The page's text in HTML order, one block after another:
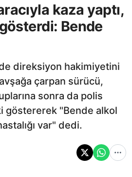
kaza yaptı,
Bende
direksiyon hakimiyetini
çarpan sürücü,
sonra da polis
göstererek "Bende alkol
var" dedi.